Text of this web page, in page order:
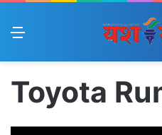
Menu
Toyota